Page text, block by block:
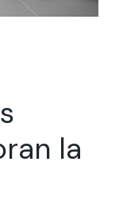
la